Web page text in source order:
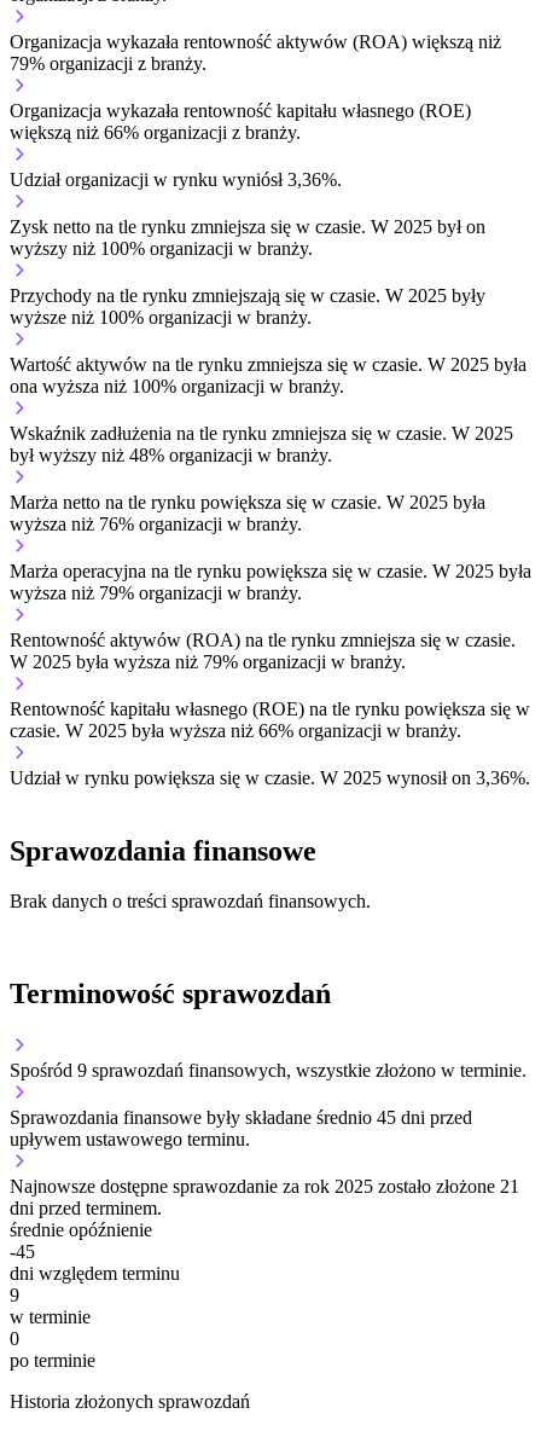
Organizacja wykazała rentowność aktywów (ROA) większą niż
79% organizacji z branży.
Organizacja wykazała rentowność kapitału własnego (ROE)
większą niż 66% organizacji z branży.
Udział organizacji w rynku wyniósł 3,36%.
Zysk netto na tle rynku zmniejsza się w czasie. W 2025 był on
wyższy niż 100% organizacji w branży.
Przychody na tle rynku zmniejszają się w czasie. W 2025 były
wyższe niż 100% organizacji w branży.
Wartość aktywów na tle rynku zmniejsza się w czasie. W 2025 była
ona wyższa niż 100% organizacji w branży.
Wskaźnik zadłużenia na tle rynku zmniejsza się w czasie. W 2025
był wyższy niż 48% organizacji w branży.
Marża netto na tle rynku powiększa się w czasie. W 2025 była
wyższa niż 76% organizacji w branży.
Marża operacyjna na tle rynku powiększa się w czasie. W 2025 była
wyższa niż 79% organizacji w branży.
Rentowność aktywów (ROA) na tle rynku zmniejsza się w czasie.
W 2025 była wyższa niż 79% organizacji w branży.
Rentowność kapitału własnego (ROE) na tle rynku powiększa się w
czasie. W 2025 była wyższa niż 66% organizacji w branży.
Udział w rynku powiększa się w czasie. W 2025 wynosił on 3,36%.
Sprawozdania finansowe
Brak danych o treści sprawozdań finansowych.
Terminowość sprawozdań
Spośród 9 sprawozdań finansowych, wszystkie złożono w terminie.
Sprawozdania finansowe były składane średnio 45 dni przed
upływem ustawowego terminu.
Najnowsze dostępne sprawozdanie za rok 2025 zostało złożone 21
dni przed terminem.
średnie opóźnienie
-45
dni względem terminu
9
w terminie
0
po terminie
Historia złożonych sprawozdań